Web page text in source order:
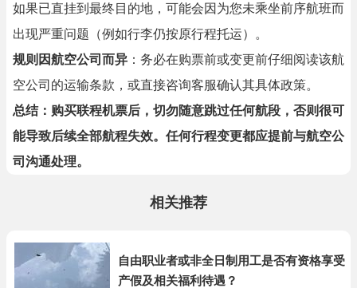
如果已直挂到最终目的地，可能会因为您未乘坐前序航班而
出现严重问题（例如行李仍按原行程托运）。
规则因航空公司而异 ：务必在购票前或变更前仔细阅读该航
空公司的运输条款，或直接咨询客服确认其具体政策。
总结：购买联程机票后，切勿随意跳过任何航段，否则很可
能导致后续全部航程失效。任何行程变更都应提前与航空公
司沟通处理。
相关推荐
自由职业者或非全日制用工是否有资格享受
产假及相关福利待遇？